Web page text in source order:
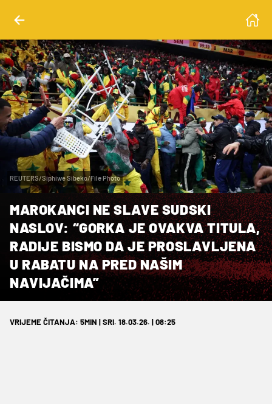
REUTERS/Siphiwe Sibeko/File Photo
MAROKANCI NE SLAVE SUDSKI
NASLOV: “GORKA JE OVAKVA TITULA,
RADIJE BISMO DA JE PROSLAVLJENA
U RABATU NA PRED NAŠIM
NAVIJAČIMA”
VRIJEME ČITANJA: 5MIN | SRI. 18.03.26. | 08:25